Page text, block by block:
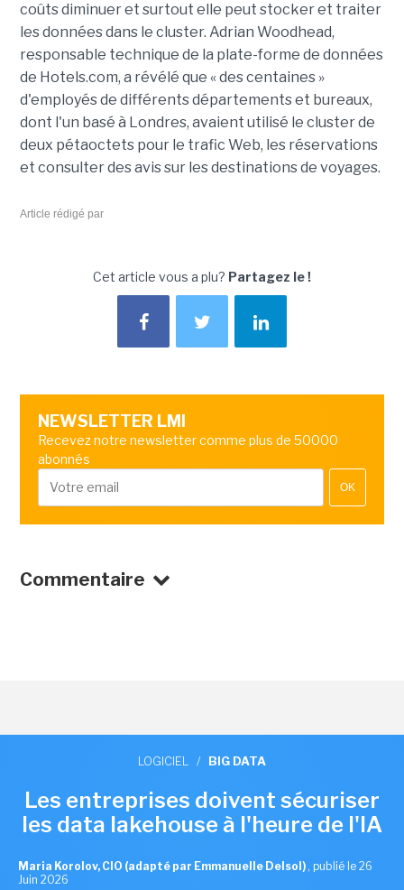
coûts diminuer et surtout elle peut stocker et traiter
les données dans le cluster. Adrian Woodhead,
responsable technique de la plate-forme de données
de Hotels.com, a révélé que « des centaines »
d'employés de différents départements et bureaux,
dont l'un basé à Londres, avaient utilisé le cluster de
deux pétaoctets pour le trafic Web, les réservations
et consulter des avis sur les destinations de voyages.
Article rédigé par
Cet article vous a plu? Partagez le !
NEWSLETTER LMI
Recevez notre newsletter comme plus de 50000
abonnés
OK
Commentaire
LOGICIEL / BIG DATA
Les entreprises doivent sécuriser
les data lakehouse à l'heure de l'IA
Maria Korolov, CIO (adapté par Emmanuelle Delsol) , publié le 26
Juin 2026